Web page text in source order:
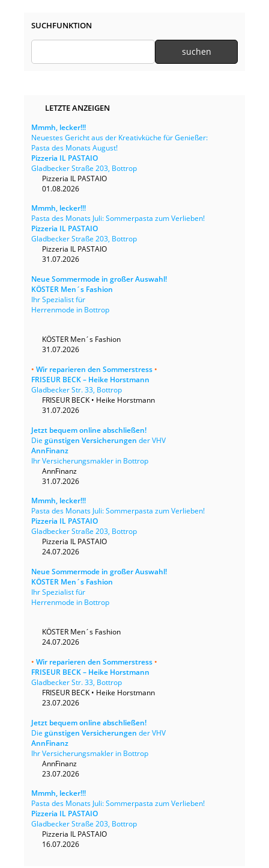
SUCHFUNKTION
LETZTE ANZEIGEN
Mmmh, lecker!!!
Neuestes Gericht aus der Kreativküche für Genießer:
Pasta des Monats August!
Pizzeria IL PASTAIO
Gladbecker Straße 203, Bottrop
Pizzeria IL PASTAIO
01.08.2026
Mmmh, lecker!!!
Pasta des Monats Juli: Sommerpasta zum Verlieben!
Pizzeria IL PASTAIO
Gladbecker Straße 203, Bottrop
Pizzeria IL PASTAIO
31.07.2026
Neue Sommermode in großer Auswahl!
KÖSTER Men´s Fashion
Ihr Spezialist für
Herrenmode in Bottrop
KÖSTER Men´s Fashion
31.07.2026
• Wir reparieren den Sommerstress•
FRISEUR BECK – Heike Horstmann
Gladbecker Str. 33, Bottrop
FRISEUR BECK • Heike Horstmann
31.07.2026
Jetzt bequem online abschließen!
Die günstigen Versicherungen der VHV
AnnFinanz
Ihr Versicherungsmakler in Bottrop
AnnFinanz
31.07.2026
Mmmh, lecker!!!
Pasta des Monats Juli: Sommerpasta zum Verlieben!
Pizzeria IL PASTAIO
Gladbecker Straße 203, Bottrop
Pizzeria IL PASTAIO
24.07.2026
Neue Sommermode in großer Auswahl!
KÖSTER Men´s Fashion
Ihr Spezialist für
Herrenmode in Bottrop
KÖSTER Men´s Fashion
24.07.2026
• Wir reparieren den Sommerstress•
FRISEUR BECK – Heike Horstmann
Gladbecker Str. 33, Bottrop
FRISEUR BECK • Heike Horstmann
23.07.2026
Jetzt bequem online abschließen!
Die günstigen Versicherungen der VHV
AnnFinanz
Ihr Versicherungsmakler in Bottrop
AnnFinanz
23.07.2026
Mmmh, lecker!!!
Pasta des Monats Juli: Sommerpasta zum Verlieben!
Pizzeria IL PASTAIO
Gladbecker Straße 203, Bottrop
Pizzeria IL PASTAIO
16.07.2026